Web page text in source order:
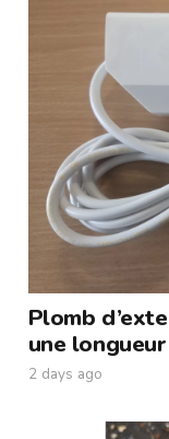
Plomb
une
2 days ago